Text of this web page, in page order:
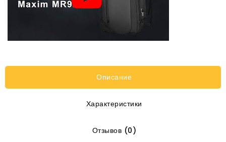
Описание
Характеристики
Отзывов (0)